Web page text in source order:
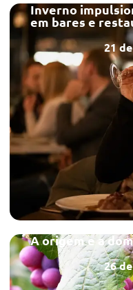
Inverno
em bares e
21
A origem e a
26